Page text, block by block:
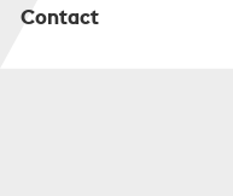
Contact